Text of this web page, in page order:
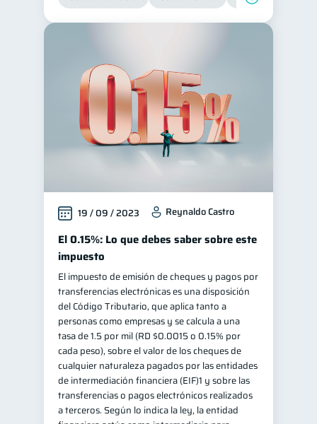
19 / 09 / 2023 Reynaldo Castro
El 0.15%: Lo que debes saber sobre este
impuesto
El impuesto de emisión de cheques y pagos por
transferencias electrónicas es una disposición
del Código Tributario, que aplica tanto a
personas como empresas y se calcula a una
tasa de 1.5 por mil (RD $0.0015 o 0.15% por
cada peso), sobre el valor de los cheques de
cualquier naturaleza pagados por las entidades
de intermediación financiera (EIF)1 y sobre las
transferencias o pagos electrónicos realizados
a terceros. Según lo indica la ley, la entidad